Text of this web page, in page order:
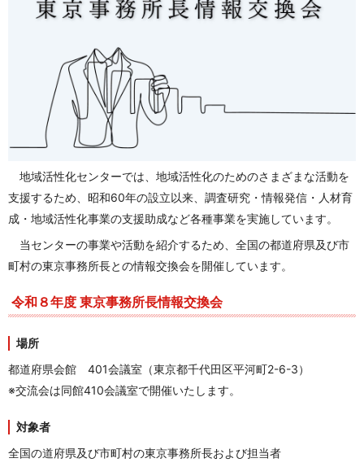
地域活性化センターでは、地域活性化のためのさまざまな活動を
支援するため、昭和60年の設立以来、調査研究・情報発信・人材育
成・地域活性化事業の支援助成など各種事業を実施しています。
当センターの事業や活動を紹介するため、全国の都道府県及び市
町村の東京事務所長との情報交換会を開催しています。
令和８年度 東京事務所長情報交換会
場所
都道府県会館 401会議室（東京都千代田区平河町2-6-3）
※交流会は同館410会議室で開催いたします。
対象者
全国の道府県及び市町村の東京事務所長および担当者